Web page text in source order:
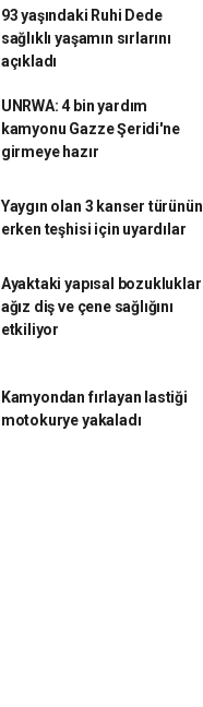
93 yaşındaki Ruhi Dede
sağlıklı yaşamın sırlarını
açıkladı
UNRWA: 4 bin yardım
kamyonu Gazze Şeridi'ne
girmeye hazır
Yaygın olan 3 kanser türünün
erken teşhisi için uyardılar
Ayaktaki yapısal bozukluklar
ağız diş ve çene sağlığını
etkiliyor
Kamyondan fırlayan lastiği
motokurye yakaladı